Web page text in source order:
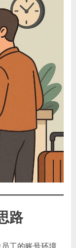
路
工的账号环境